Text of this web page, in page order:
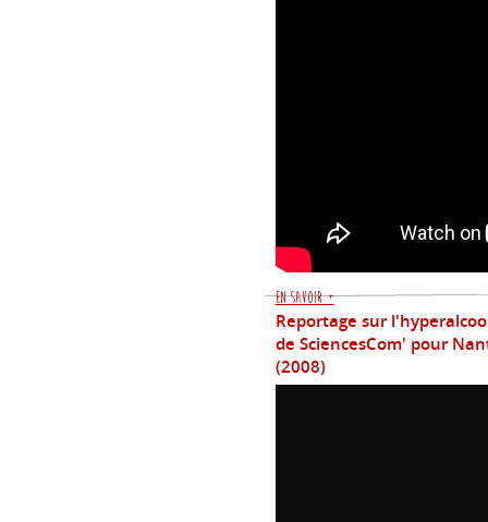
En savoir +
Reportage sur
de SciencesCom' pour
(2008)